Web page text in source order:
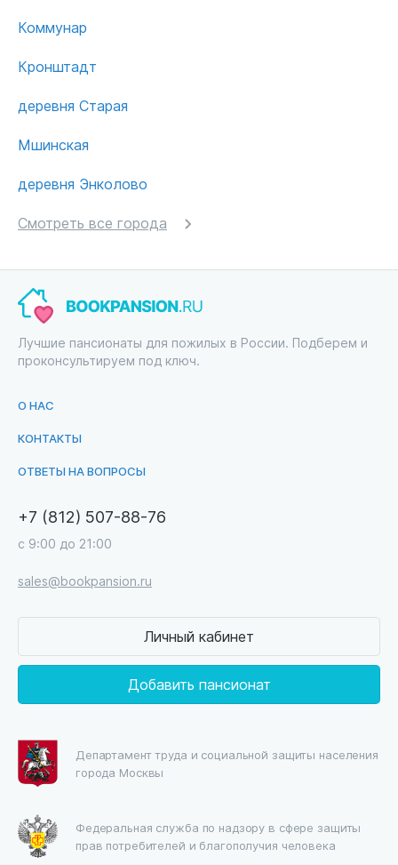
Коммунар
Кронштадт
деревня Старая
Мшинская
деревня Энколово
Смотреть все города
Лучшие пансионаты для пожилых в России. Подберем и
проконсультируем под ключ.
О НАС
КОНТАКТЫ
ОТВЕТЫ НА ВОПРОСЫ
+7 (812) 507-88-76
с 9:00 до 21:00
sales@bookpansion.ru
Личный кабинет
Добавить пансионат
Департамент труда и социальной защиты населения
города Москвы
Федеральная служба по надзору в сфере защиты
прав потребителей и благополучия человека